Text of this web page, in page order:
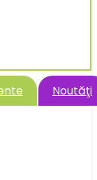
Noutăţi